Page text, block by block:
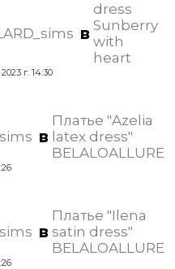
в
dress
Sunberry
with
heart
г. 14:30
в
Платье "Azelia
latex dress"
BELALOALLURE
в
Платье "Ilena
satin dress"
BELALOALLURE